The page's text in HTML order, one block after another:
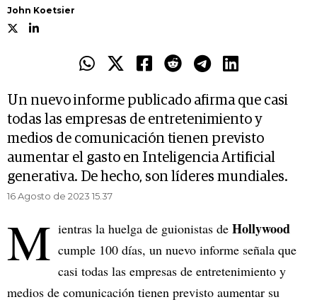
John Koetsier
Un nuevo informe publicado afirma que casi
todas las empresas de entretenimiento y
medios de comunicación tienen previsto
aumentar el gasto en Inteligencia Artificial
generativa. De hecho, son líderes mundiales.
16 Agosto de 2023 15.37
M ientras la huelga de guionistas de Hollywood
cumple 100 días, un nuevo informe señala que
casi todas las empresas de entretenimiento y
medios de comunicación tienen previsto aumentar su